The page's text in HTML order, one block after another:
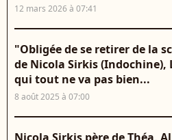
12 mars 2026 à 07:41
"Obligée de se retirer de la
de Nicola Sirkis
qui tout ne va pas bien...
8 août 2025 à 07:00